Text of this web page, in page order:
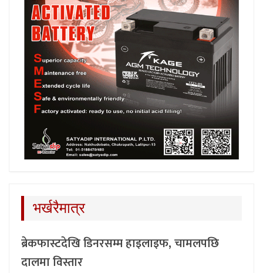
भर्खरैमात्र
ब्रेकफास्टदेखि डिनरसम्म हाइलाइफ, चामलपछि
दालमा विस्तार